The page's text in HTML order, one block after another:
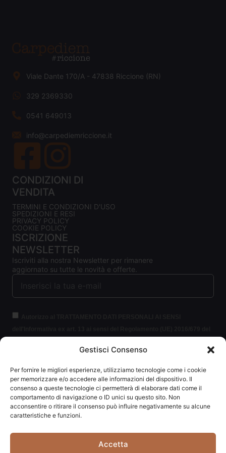
Gestisci Consenso
Per fornire le migliori esperienze, utilizziamo tecnologie come i cookie
per memorizzare e/o accedere alle informazioni del dispositivo. Il
consenso a queste tecnologie ci permetterà di elaborare dati come il
comportamento di navigazione o ID unici su questo sito. Non
acconsentire o ritirare il consenso può influire negativamente su alcune
caratteristiche e funzioni.
Accetta
Viale Dante 170/A - 47838 Riccione (RN)
329 2369330
0541 649013
info@carpediemriccione.it
CONDIZIONI DI
VENDITA
TERMINI E CONDIZIONI D'USO
SPEDIZIONI E RESI
PRIVACY POLICY
COOKIE POLICY
ISCRIZIONE
NEWSLETTER
Iscriviti alla nostra Newsletter per rimanere
aggiornato su tutte le novità e offerte.
protezione delle persone fisiche con riguardo al trattamento dei dati
informazioni.
ISCRIVITI ALLA NEWSLETTER